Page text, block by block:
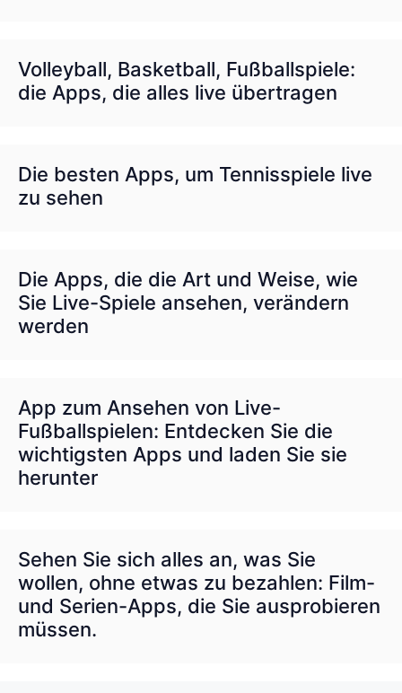
Volleyball, Basketball, Fußballspiele:
die Apps, die alles live übertragen
Die besten Apps, um Tennisspiele live
zu sehen
Die Apps, die die Art und Weise, wie
Sie Live-Spiele ansehen, verändern
werden
App zum Ansehen von Live-
Fußballspielen: Entdecken Sie die
wichtigsten Apps und laden Sie sie
herunter
Sehen Sie sich alles an, was Sie
wollen, ohne etwas zu bezahlen: Film-
und Serien-Apps, die Sie ausprobieren
müssen.